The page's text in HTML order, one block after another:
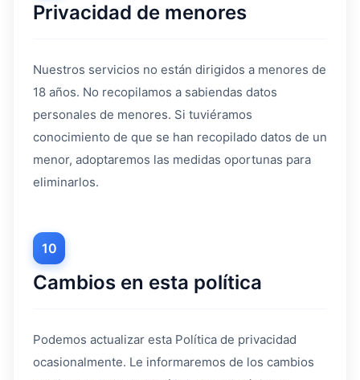
Privacidad de menores
Nuestros servicios no están dirigidos a menores de
18 años. No recopilamos a sabiendas datos
personales de menores. Si tuviéramos
conocimiento de que se han recopilado datos de un
menor, adoptaremos las medidas oportunas para
eliminarlos.
10
Cambios en esta política
Podemos actualizar esta Política de privacidad
ocasionalmente. Le informaremos de los cambios